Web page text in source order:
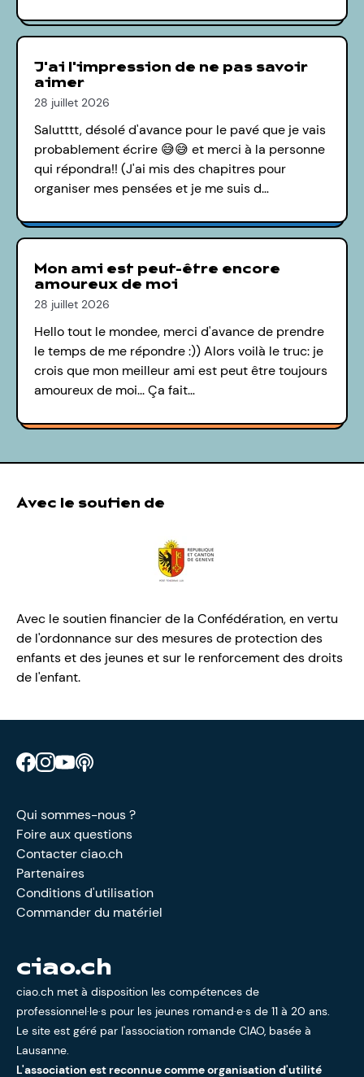
J'ai l'impression de ne pas savoir
aimer
28 juillet 2026
Salutttt, désolé d'avance pour le pavé que je vais
probablement écrire 😅😅 et merci à la personne
qui répondra!! (J'ai mis des chapitres pour
organiser mes pensées et je me suis d…
Mon ami est peut-être encore
amoureux de moi
28 juillet 2026
Hello tout le mondee, merci d'avance de prendre
le temps de me répondre :)) Alors voilà le truc: je
crois que mon meilleur ami est peut être toujours
amoureux de moi... Ça fait…
Avec le soutien de
Avec le soutien financier de la Confédération, en vertu
de l'ordonnance sur des mesures de protection des
enfants et des jeunes et sur le renforcement des droits
de l'enfant.
Retrouve CIAO sur Facebook
Retrouve CIAO sur Instagram
Retrouve CIAO sur YouTube
Qui sommes-nous ?
Foire aux questions
Contacter ciao.ch
Partenaires
Conditions d'utilisation
Commander du matériel
ciao.ch
ciao.ch met à disposition les compétences de
professionnel·le·s pour les jeunes romand·e·s de 11 à 20 ans.
Le site est géré par l'association romande CIAO, basée à
Lausanne.
L'association est reconnue comme organisation d'utilité